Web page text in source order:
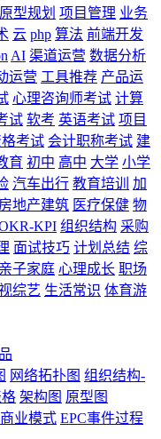
原型规划 项目管理 业务
云 php 算法 前端开发
AI 渠道运营 数据分析
运营 工具推荐 产品运
心理咨询师考试 计算
试 软考 英语考试 项目
考试 会计职称考试 建
育 初中 高中 大学 小学
汽车出行 教育培训
加
房地产建筑 医疗保健 物
KPI 组织结构 采购
面试技巧 计划总结 综
亲子家庭 心理成长 职场
综艺 生活常识 体育游
网络拓扑图 组织结构-
格 架构图 原型图
业模式 EPC事件过程